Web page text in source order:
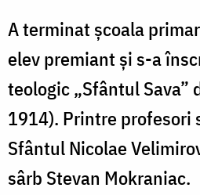
A terminat școala
elev premiant și s-a
teologic „Sfântul Sava”
1914). Printre profesori
Sfântul Nicolae
sârb Stevan Mokraniac.